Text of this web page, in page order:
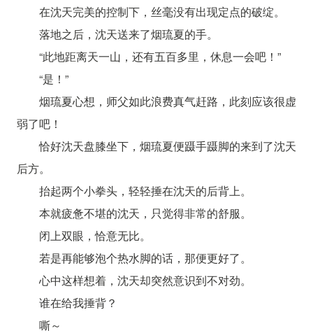
在沈天完美的控制下，丝毫没有出现定点的破绽。
落地之后，沈天送来了烟琉夏的手。
“此地距离天一山，还有五百多里，休息一会吧！”
“是！”
烟琉夏心想，师父如此浪费真气赶路，此刻应该很虚
弱了吧！
恰好沈天盘膝坐下，烟琉夏便蹑手蹑脚的来到了沈天
后方。
抬起两个小拳头，轻轻捶在沈天的后背上。
本就疲惫不堪的沈天，只觉得非常的舒服。
闭上双眼，恰意无比。
若是再能够泡个热水脚的话，那便更好了。
心中这样想着，沈天却突然意识到不对劲。
谁在给我捶背？
嘶～